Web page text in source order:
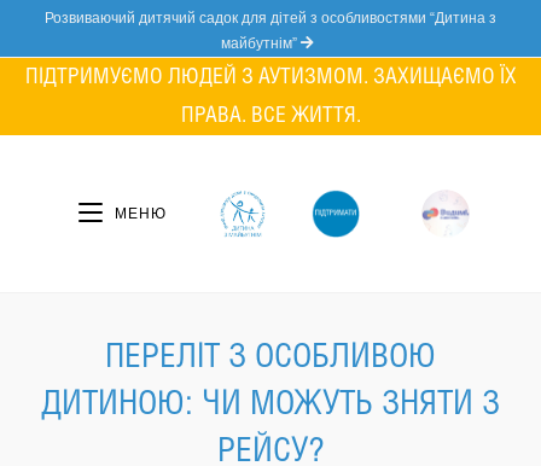
content
Розвиваючий дитячий садок для дітей з особливостями “Дитина з
майбутнім”
ПІДТРИМУЄМО ЛЮДЕЙ З АУТИЗМОМ. ЗАХИЩАЄМО ЇХ
ПРАВА. ВСЕ ЖИТТЯ.
МЕНЮ
ПЕРЕЛІТ З ОСОБЛИВОЮ
ДИТИНОЮ: ЧИ МОЖУТЬ ЗНЯТИ З
РЕЙСУ?